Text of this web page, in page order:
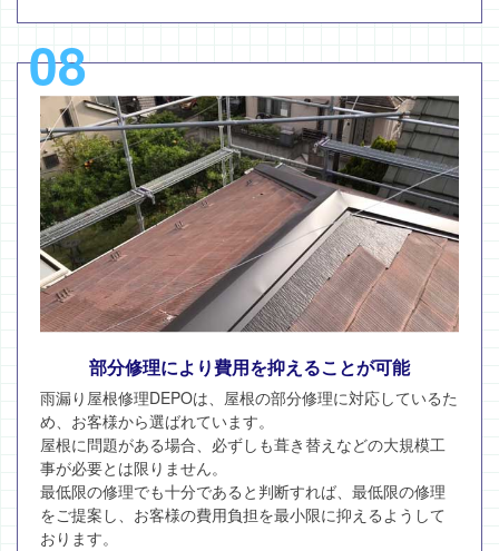
08
部分修理により費用を抑えることが可能
雨漏り屋根修理DEPOは、屋根の部分修理に対応しているた
め、お客様から選ばれています。
屋根に問題がある場合、必ずしも葺き替えなどの大規模工
事が必要とは限りません。
最低限の修理でも十分であると判断すれば、最低限の修理
をご提案し、お客様の費用負担を最小限に抑えるようして
おります。